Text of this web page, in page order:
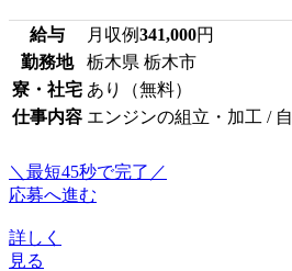
給与 月収例341,000円
勤務地
栃木県 栃木市
寮・社宅 あり（無料）
仕事内容 エンジンの組立・加工 /
＼最短45秒で完了／
応募へ進む
詳しく
見る